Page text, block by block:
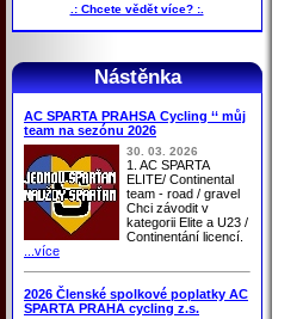
.: Chcete vědět více? :.
Nástěnka
AC SPARTA PRAHSA Cycling ‘‘ můj
team na sezónu 2026
30. 03. 2026
1. AC SPARTA
ELITE/ Continental
team - road / gravel
Chci závodit v
kategorii Elite a U23 /
Continentání licencí.
...více
2026 Členské spolkové poplatky AC
SPARTA PRAHA cycling z.s.